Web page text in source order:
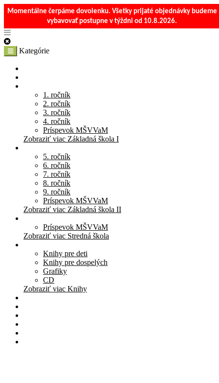
Momentálne čerpáme dovolenku. Všetky prijaté objednávky budeme
vybavovať postupne v týždni od 10.8.2026.
Kategórie
1. ročník
2. ročník
3. ročník
4. ročník
Príspevok MŠVVaM
Zobraziť viac Základná škola I
5. ročník
6. ročník
7. ročník
8. ročník
9. ročník
Príspevok MŠVVaM
Zobraziť viac Základná škola II
Príspevok MŠVVaM
Zobraziť viac Stredná škola
Knihy pre deti
Knihy pre dospelých
Grafiky
CD
Zobraziť viac Knihy